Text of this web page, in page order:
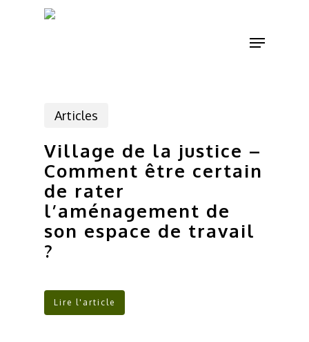
Menu
Articles
Village de la justice –
Comment être certain
de rater
l’aménagement de
son espace de travail
?
Lire l'article